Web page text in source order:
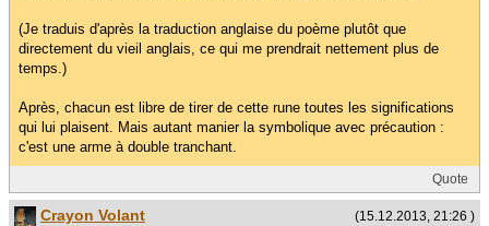
(Je traduis d'après la traduction anglaise du poème plutôt que
directement du vieil anglais, ce qui me prendrait nettement plus de
temps.)
Après, chacun est libre de tirer de cette rune toutes les significations
qui lui plaisent. Mais autant manier la symbolique avec précaution :
c'est une arme à double tranchant.
Quote
(15.12.2013, 21:26 )
Crayon Volant